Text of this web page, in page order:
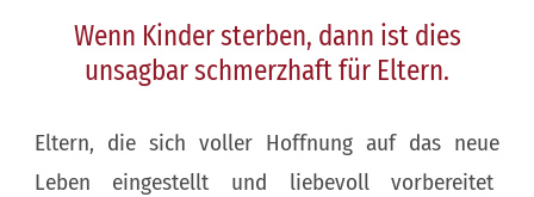
Wenn Kinder sterben, dann ist dies
unsagbar schmerzhaft für Eltern.
Eltern, die sich voller Hoffnung auf das neue
Leben eingestellt und liebevoll vorbereitet